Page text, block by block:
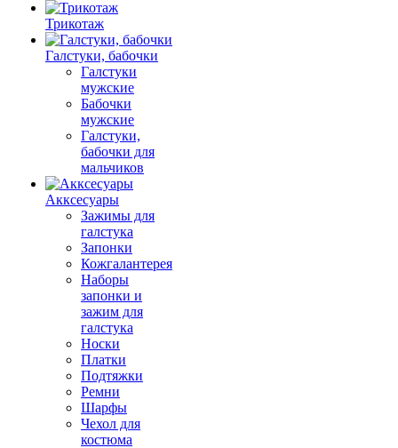
Трикотаж
Галстуки, бабочки
Галстуки
мужские
Бабочки
мужские
Галстуки,
бабочки для
мальчиков
Акксесуары
Зажимы для
галстука
Запонки
Кожгалантерея
Наборы
запонки и
зажим для
галстука
Носки
Платки
Подтяжки
Ремни
Шарфы
Чехол для
костюма